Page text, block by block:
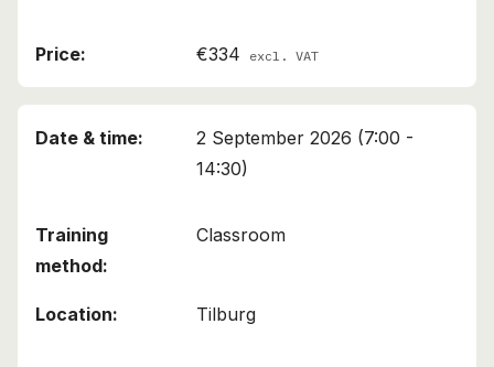
€334 excl. VAT
2 September 2026 (7:00 -
14:30)
Classroom
Tilburg